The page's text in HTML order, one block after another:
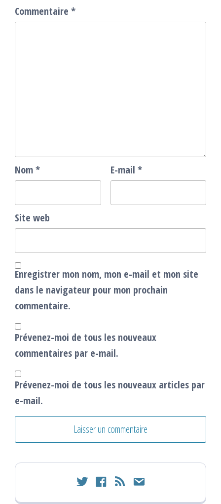
Commentaire *
Nom* E-mail *
Site web
Enregistrer mon nom, mon e-mail et mon site
dans le navigateur pour mon prochain
commentaire.
Prévenez-moi de tous les nouveaux
commentaires par e-mail.
Prévenez-moi de tous les nouveaux articles par
e-mail.
twitter facebook
rss email